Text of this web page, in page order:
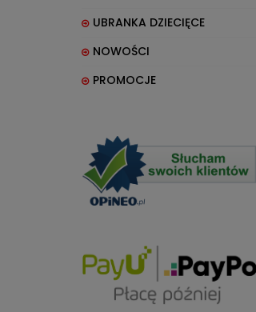
UBRANKA DZIECIĘCE
NOWOŚCI
PROMOCJE